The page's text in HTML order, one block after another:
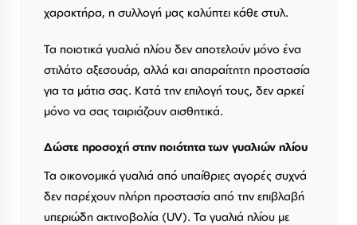
χαρακτήρα, η συλλογή μας καλύπτει κάθε στυλ.
Τα ποιοτικά γυαλιά ηλίου δεν αποτελούν μόνο ένα
στιλάτο αξεσουάρ, αλλά και απαραίτητη προστασία
για τα μάτια σας. Κατά την επιλογή τους, δεν αρκεί
μόνο να σας ταιριάζουν αισθητικά.
Δώστε προσοχή στην ποιότητα των γυαλιών ηλίου
Τα οικονομικά γυαλιά από υπαίθριες αγορές συχνά
δεν παρέχουν πλήρη προστασία από την επιβλαβή
υπεριώδη ακτινοβολία (UV). Τα γυαλιά ηλίου με